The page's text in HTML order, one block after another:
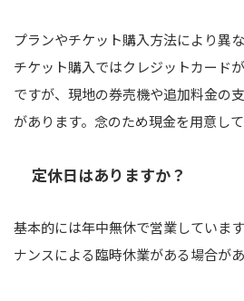
プランやチケット購入方法により異
チケット購入ではクレジットカード
ですが、現地の券売機や追加料金の
があります。念のため現金を用意して
定休日はありますか？
基本的には年中無休で営業していま
ナンスによる臨時休業がある場合があ